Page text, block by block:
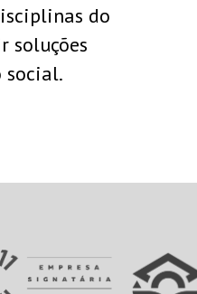
do
soluções
social.